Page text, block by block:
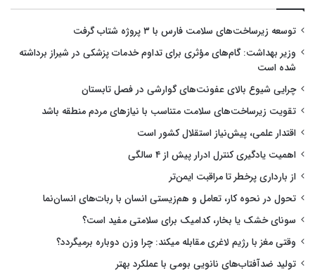
توسعه زیرساخت‌های سلامت فارس با ۳ پروژه شتاب گرفت
وزیر بهداشت: گام‌های مؤثری برای تداوم خدمات پزشکی در شیراز برداشته
شده است
چرایی شیوع بالای عفونت‌های گوارشی در فصل تابستان
تقویت زیرساخت‌های سلامت متناسب با نیازهای مردم منطقه باشد
اقتدار علمی، پیش‌نیاز استقلال کشور است
اهمیت یادگیری کنترل ادرار پیش از ۴ سالگی
از بارداری پرخطر تا مراقبت ایمن‌تر
تحول در نحوه کار، تعامل و هم‌زیستی انسان با ربات‌های انسان‌نما
سونای خشک یا بخار، کدامیک برای سلامتی مفید است؟
وقتی مغز با رژیم لاغری مقابله میکند: چرا وزن دوباره برمیگردد؟
تولید ضدآفتاب‌های نانویی بومی با عملکرد بهتر